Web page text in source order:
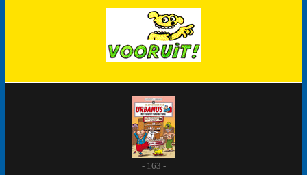
- 163 -